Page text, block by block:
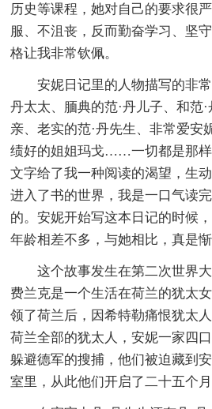
历史等课程，她对自己的要求很
服、不沮丧，反而勤奋学习、坚
格让我非常钦佩。
安妮日记里的人物描写的非
丹太太、腼典的范·丹儿子、和范
亲、老实的范·丹先生、非常爱安
绩好的姐姐玛戈……一切都是那
文字给了我一种阅读的渴望，生
进入了书的世界，我是一口气读
的。安妮开始写这本日记的时候
年龄相差不多，与她相比，真是
这个故事发生在第二次世界
费兰克是一个生活在荷兰的犹太
领了荷兰后，因希特勒痛恨犹太
荷兰全部的犹太人，安妮一家四
躲避德军的搜捕，他们被迫藏到
室里，从此他们开启了二十五个